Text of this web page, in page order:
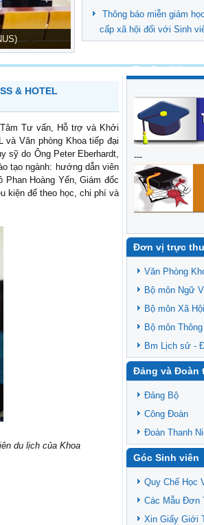
Thông báo miễn giảm
cấp xã hội đối với Sinh
& HOTEL
Tư vấn, Hỗ trợ và Khởi
và Văn phòng Khoa tiếp đại
sỹ do Ông Peter Eberhardt,
tạo ngành: hướng dẫn viên
Hoàng Yến, Giám đốc
kiện để theo học, chi phí và
du lịch của Khoa
Tuyển sinh
---
Đơn vị trực
Văn Phòng
Bộ môn Ngữ
Bộ môn Xã
Bộ môn
Bm Lịch sử -
Đảng và Đoàn
Đảng Bộ
Công Đoàn
Đoàn Thanh
Góc Sinh viên
Quy Chế Học
Các Mẫu Đơn
Xin Giấy Giới